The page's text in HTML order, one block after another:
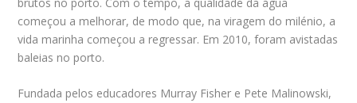
começou a melhorar, de modo que, na viragem do milénio, a
vida marinha começou a regressar. Em 2010, foram avistadas
baleias no porto.
Fundada pelos educadores Murray Fisher e Pete Malinowski,